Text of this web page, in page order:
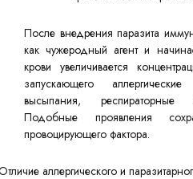
После внедрения паразита
как чужеродный агент и
крови увеличивается
запускающего
высыпания, респираторные
Подобные проявления
провоцирующего фактора.